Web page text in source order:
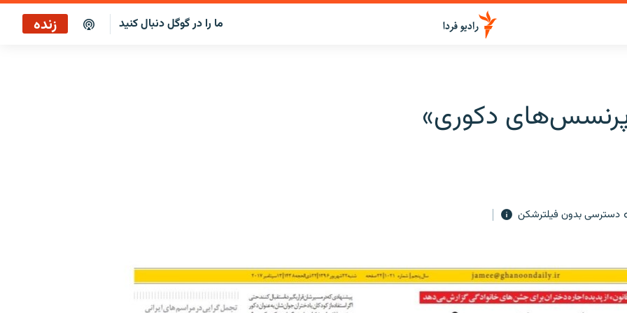
ما را در گوگل دنبال کنید زنده
دکوری»
دسترسی بدون فیلترشکن